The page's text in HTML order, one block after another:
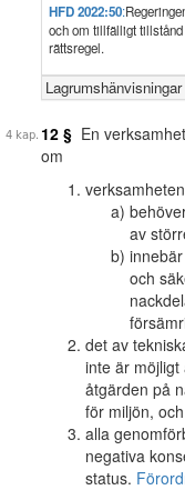
HFD 2022:50:
och om tillfälligt
rättsregel.
12 § En
om
av
och
det av
inte är
åtgärden på
för miljön, och
alla
negativa
status.